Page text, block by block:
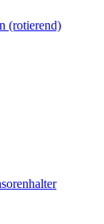
(rotierend)